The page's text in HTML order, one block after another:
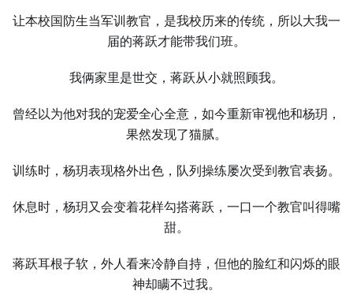
让本校国防生当军训教官，是我校历来的传统，所以大我一
届的蒋跃才能带我们班。
我俩家里是世交，蒋跃从小就照顾我。
曾经以为他对我的宠爱全心全意，如今重新审视他和杨玥，
果然发现了猫腻。
训练时，杨玥表现格外出色，队列操练屡次受到教官表扬。
休息时，杨玥又会变着花样勾搭蒋跃，一口一个教官叫得嘴
甜。
蒋跃耳根子软，外人看来冷静自持，但他的脸红和闪烁的眼
神却瞒不过我。